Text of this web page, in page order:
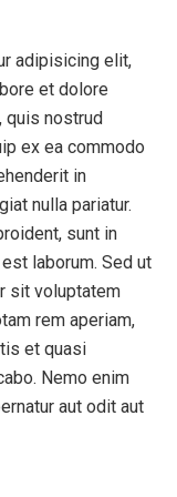
adipisicing elit,
et dolore
quis nostrud
ex ea commodo
in
nulla pariatur.
sunt in
laborum. Sed ut
sit voluptatem
rem aperiam,
et quasi
Nemo enim
aut odit aut